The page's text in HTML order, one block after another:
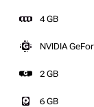
4 GB
NVIDIA
2 GB
6 GB